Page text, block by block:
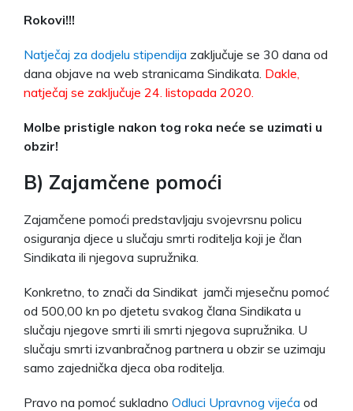
Rokovi!!!
Natječaj za dodjelu stipendija zaključuje se 30 dana od
dana objave na web stranicama Sindikata. Dakle,
natječaj se zaključuje 24. listopada 2020.
Molbe pristigle nakon tog roka neće se uzimati u
obzir!
B) Zajamčene pomoći
Zajamčene pomoći predstavljaju svojevrsnu policu
osiguranja djece u slučaju smrti roditelja koji je član
Sindikata ili njegova supružnika.
Konkretno, to znači da Sindikat jamči mjesečnu pomoć
od 500,00 kn po djetetu svakog člana Sindikata u
slučaju njegove smrti ili smrti njegova supružnika. U
slučaju smrti izvanbračnog partnera u obzir se uzimaju
samo zajednička djeca oba roditelja.
Pravo na pomoć sukladno Odluci Upravnog vijeća od